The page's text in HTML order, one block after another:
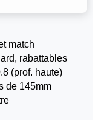
match
rabattables
(prof. haute)
de 145mm